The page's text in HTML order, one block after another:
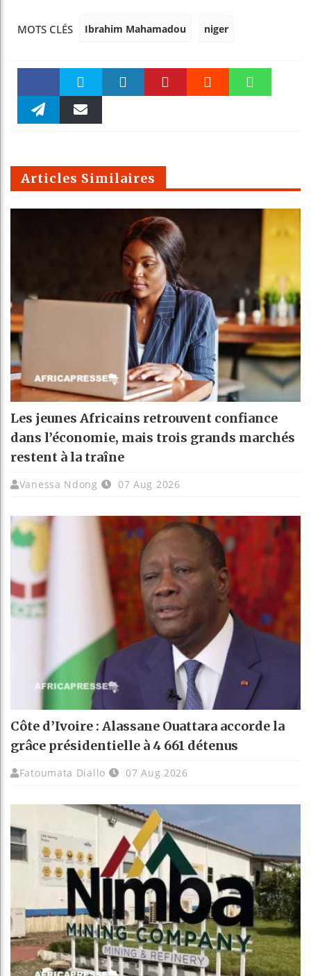
MOTS CLÉS Ibrahim Mahamadou niger
Faceboo Twitter
m
Articles Similaires
Les jeunes Africains retrouvent confiance
dans l’économie, mais trois grands marchés
restent à la traîne
Vanessa Ndong 07 Aug 2026
Côte d’Ivoire : Alassane Ouattara accorde la
grâce présidentielle à 4 661 détenus
Fatoumata Diallo 07 Aug 2026